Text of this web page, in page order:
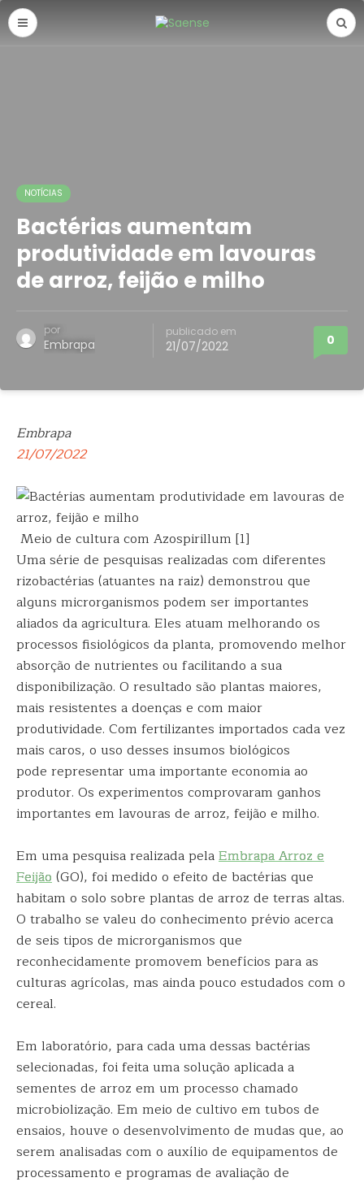
NOTÍCIAS
Bactérias aumentam
produtividade em lavouras
de arroz, feijão e milho
por
Embrapa
publicado em
21/07/2022 0
Embrapa
21/07/2022
Meio de cultura com Azospirillum [1]
Uma série de pesquisas realizadas com diferentes
rizobactérias (atuantes na raiz) demonstrou que
alguns microrganismos podem ser importantes
aliados da agricultura. Eles atuam melhorando os
processos fisiológicos da planta, promovendo melhor
absorção de nutrientes ou facilitando a sua
disponibilização. O resultado são plantas maiores,
mais resistentes a doenças e com maior
produtividade. Com fertilizantes importados cada vez
mais caros, o uso desses insumos biológicos
pode representar uma importante economia ao
produtor. Os experimentos comprovaram ganhos
importantes em lavouras de arroz, feijão e milho.
Em uma pesquisa realizada pelaEmbrapa Arroz e
Feijão(GO), foi medido o efeito de bactérias que
habitam o solo sobre plantas de arroz de terras altas.
O trabalho se valeu do conhecimento prévio acerca
de seis tipos de microrganismos que
reconhecidamente promovem benefícios para as
culturas agrícolas, mas ainda pouco estudados com o
cereal.
Em laboratório, para cada uma dessas bactérias
selecionadas, foi feita uma solução aplicada a
sementes de arroz em um processo chamado
microbiolização. Em meio de cultivo em tubos de
ensaios, houve o desenvolvimento de mudas que, ao
serem analisadas com o auxílio de equipamentos de
processamento e programas de avaliação de